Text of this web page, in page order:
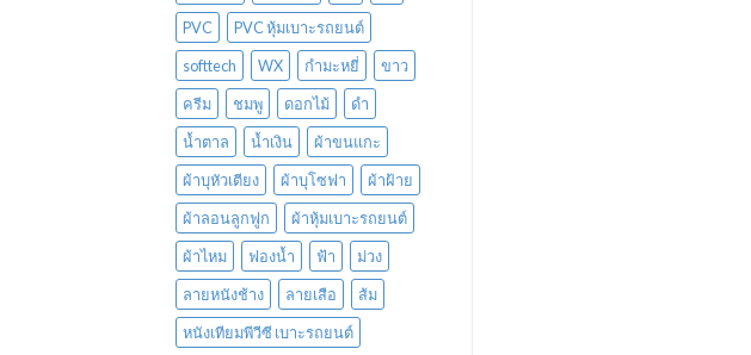
PVC
PVC หุ้มเบาะรถยนต์
softtech
WX กำมะหยี่
ขาว
ครีม
ชมพู ดอกไม้
ดำ
น้ำตาล
น้ำเงิน
ผ้าขนแกะ
ผ้าบุหัวเตียง
ผ้าบุโซฟา
ผ้าฝ้าย
ผ้าลอนลูกฟูก
ผ้าหุ้มเบาะรถยนต์
ผ้าไหม
ฟองน้ำ ฟ้า
ม่วง
ลายหนังช้าง
ลายเสือ
ส้ม
หนังเทียมพีวีซี เบาะรถยนต์